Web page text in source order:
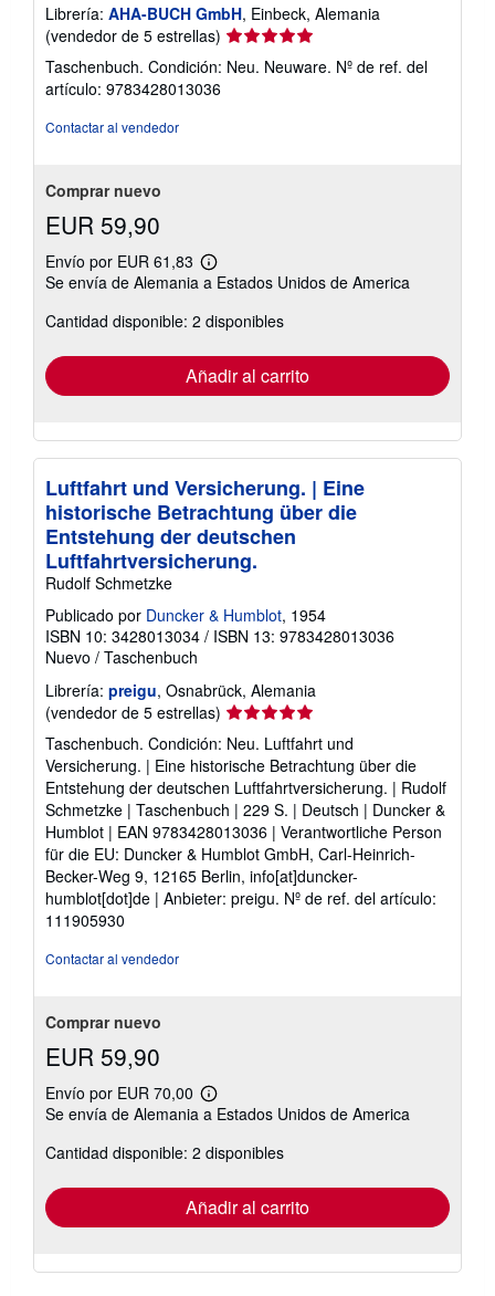
e
í
Librería: AHA-BUCH GmbH, Einbeck, Alemania
(vendedor de 5 estrellas) Calificación
del
vendedor:
Taschenbuch. Condición: Neu. Neuware. Nº de ref. del
artículo: 9783428013036
Contactar al vendedor
Comprar nuevo
EUR 59,90
Envío por EUR 61,83
Más
información
las
tarifas
envío
Se envía de Alemania a Estados Unidos de America
Cantidad disponible: 2 disponibles
Añadir al carrito
Luftfahrt und Versicherung. | Eine
historische Betrachtung über die
Entstehung der deutschen
Luftfahrtversicherung.
Rudolf Schmetzke
Publicado por Duncker & Humblot, 1954
ISBN 10: 3428013034 / ISBN 13: 9783428013036
Nuevo / Taschenbuch
Librería: preigu, Osnabrück, Alemania
(vendedor de 5 estrellas) Calificación
del
vendedor:
5
de
5
estrellas
Taschenbuch. Condición: Neu. Luftfahrt und
Versicherung. | Eine historische Betrachtung über die
Entstehung der deutschen Luftfahrtversicherung. | Rudolf
Schmetzke | Taschenbuch | 229 S. | Deutsch | Duncker &
Humblot | EAN 9783428013036 | Verantwortliche Person
für die EU: Duncker & Humblot GmbH, Carl-Heinrich-
Becker-Weg 9, 12165 Berlin, info[at]duncker-
humblot[dot]de | Anbieter: preigu. Nº de ref. del artículo:
111905930
Contactar al vendedor
Comprar nuevo
EUR 59,90
Envío por EUR 70,00
Más
información
las
tarifas
envío
Se envía de Alemania a Estados Unidos de America
Cantidad disponible: 2 disponibles
Añadir al carrito